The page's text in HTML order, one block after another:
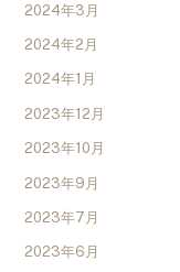
2024年3月
2024年2月
2024年1月
2023年12月
2023年10月
2023年9月
2023年7月
2023年6月